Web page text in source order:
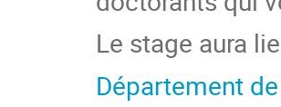
Le stage aura
Département